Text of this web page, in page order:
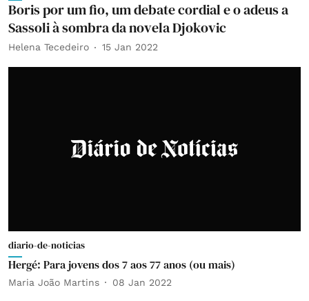
Boris por um fio, um debate cordial e o adeus a
Sassoli à sombra da novela Djokovic
Helena Tecedeiro 15 Jan 2022
diario-de-noticias
Hergé: Para jovens dos 7 aos 77 anos (ou mais)
Maria João Martins 08 Jan 2022